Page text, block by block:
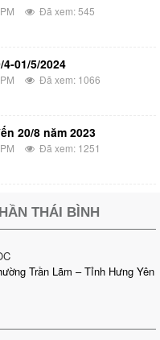
Đã xem: 545
01/5/2024
Đã xem: 1066
20/8 năm 2023
Đã xem: 1251
THÁI BÌNH
Trần Lãm – Tỉnh Hưng Yên